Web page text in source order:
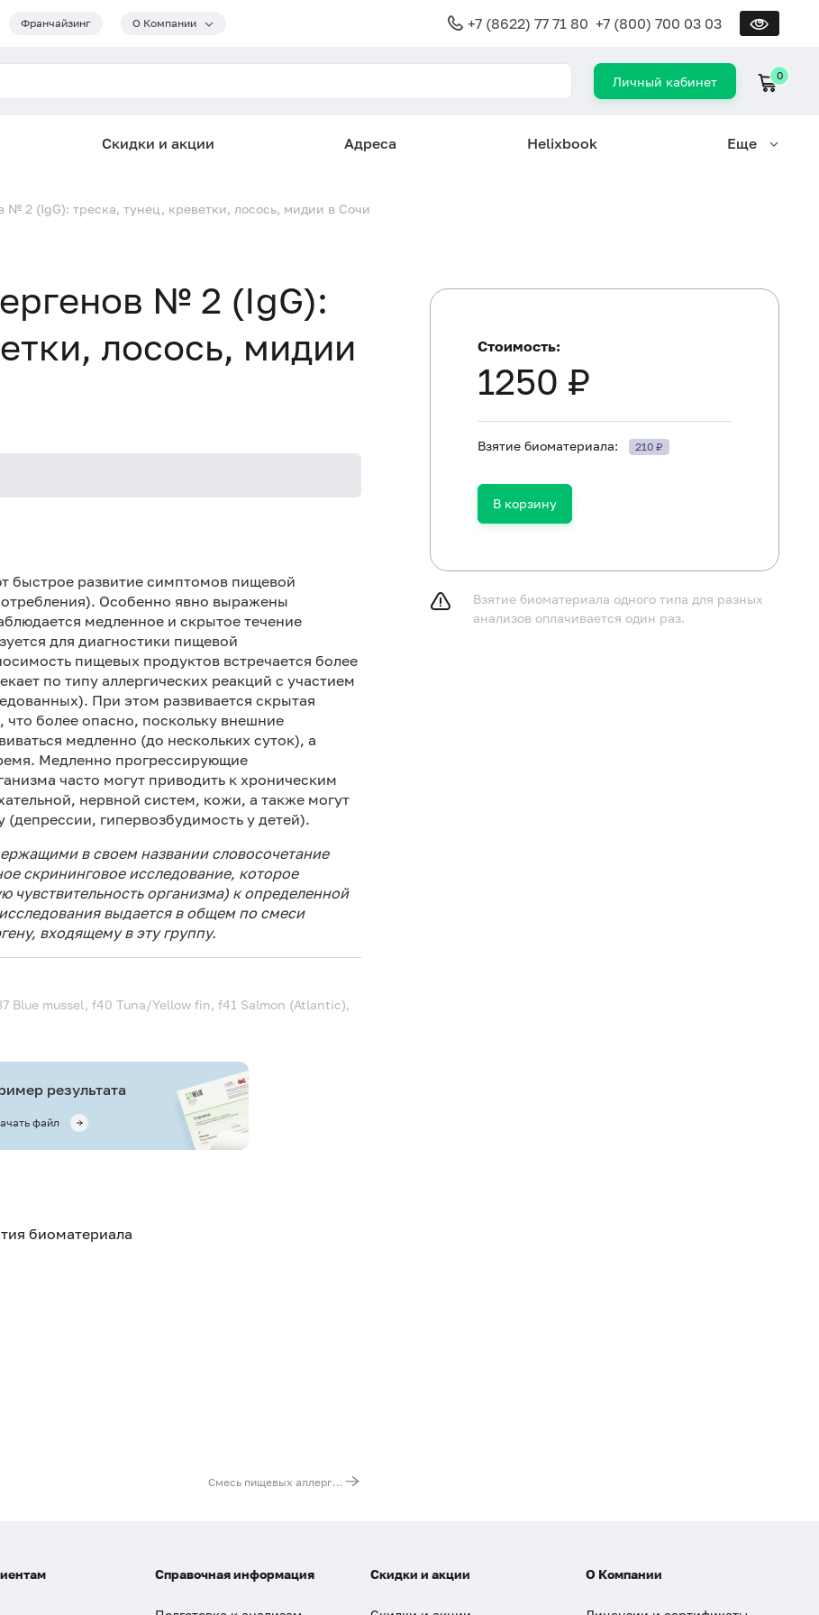
Франчайзинг О Компании +7 (8622) 77 71 80 +7 (800) 700 03 03
Личный кабинет 0
Скидки и акции Адреса Helixbook Еще
№ 2 (IgG): треска, тунец, креветки, лосось, мидии в Сочи
№ 2 (IgG):
лосось, мидии
быстрое развитие симптомов пищевой
Особенно явно выражены
медленное и скрытое течение
для диагностики пищевой
пищевых продуктов встречается более
по типу аллергических реакций с участием
При этом развивается скрытая
что более опасно, поскольку внешние
медленно (до нескольких суток), а
Медленно прогрессирующие
часто могут приводить к хроническим
нервной систем, кожи, а также могут
(депрессии, гипервозбудимость у детей).
в своем названии словосочетание
скрининговое исследование, которое
организма) к определенной
выдается в общем по смеси
входящему в эту группу.
Blue mussel, f40 Tuna/Yellow fin, f41 Salmon (Atlantic),
результата
файл
биоматериала
Смесь пищевых аллергенов № 5 (IgG): яичный белок, коровье молоко, треска, пшеничная мука, арахис, соевые бобы
Стоимость:
1250 ₽
Взятие биоматериала: 210 ₽
В корзину
Взятие биоматериала одного типа для разных
анализов оплачивается один раз.
Справочная информация Скидки и акции О Компании